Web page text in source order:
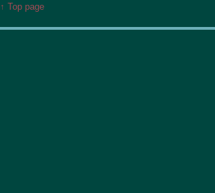
↑ Top page